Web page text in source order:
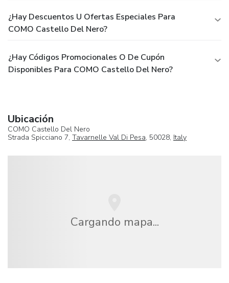
¿Hay Descuentos U Ofertas Especiales Para
COMO Castello Del Nero?
¿Hay Códigos Promocionales O De Cupón
Disponibles Para COMO Castello Del Nero?
Ubicación
COMO Castello Del Nero
Strada Spicciano 7, Tavarnelle Val Di Pesa, 50028, Italy
Cargando mapa...